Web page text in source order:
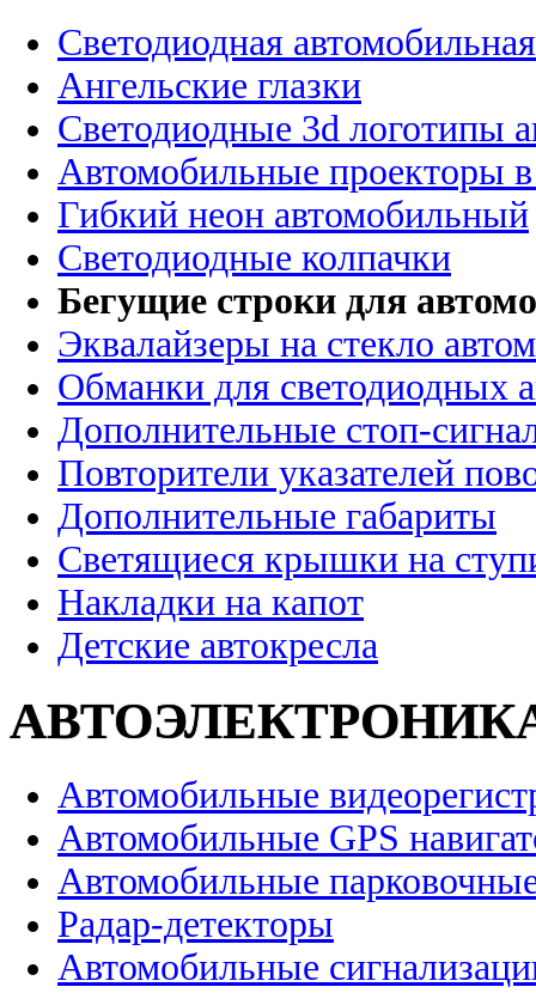
Светодиодная
Ангельские глазки
Светодиодные 3d логотипы
Автомобильные проекторы
Гибкий неон автомобильный
Светодиодные колпачки
Бегущие строки для
Эквалайзеры на стекло
Обманки для светодиодных
Дополнительные стоп-
Повторители указателей
Дополнительные габариты
Светящиеся крышки на
Накладки на капот
Детские автокресла
Автомобильные
Автомобильные GPS
Автомобильные
Радар-детекторы
Автомобильные